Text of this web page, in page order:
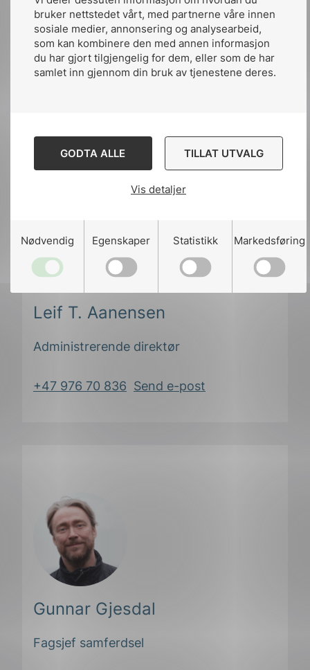
bruker nettstedet vårt, med partnerne våre innen
sosiale medier, annonsering og analysearbeid,
som kan kombinere den med annen informasjon
du har gjort tilgjengelig for dem, eller som de har
samlet inn gjennom din bruk av tjenestene deres.
GODTA ALLE TILLAT UTVALG
Vis detaljer
Nødvendig Egenskaper Statistikk Markedsføring
Kommentarer sendes til
gunnar.gjesdal@nek.no
Leif T. Aanensen
Administrerende direktør
+47 976 70 836 Send e-post
Gunnar Gjesdal
Fagsjef samferdsel